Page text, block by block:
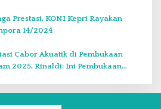
Prestasi, KONI Kepri Rayakan
14/2024
Cabor Akuatik di Pembukaan
2025, Rinaldi: Ini Pembukaan